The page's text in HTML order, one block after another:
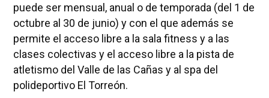
puede ser mensual, anual o de temporada (del 1 de
octubre al 30 de junio) y con el que además se
permite el acceso libre a la sala fitness y a las
clases colectivas y el acceso libre a la pista de
atletismo del Valle de las Cañas y al spa del
polideportivo El Torreón.